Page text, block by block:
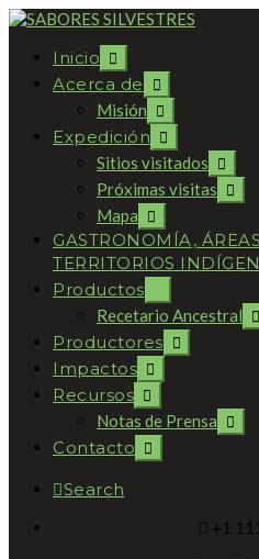
Inicio
Acerca de
Misión
Expedición
Sitios visitados
Próximas visitas
Mapa
GASTRONOMÍA,
TERRITORIOS
Productos
Recetario Ancestral
Productores
Impactos
Recursos
Notas de Prensa
Contacto
Search
+1